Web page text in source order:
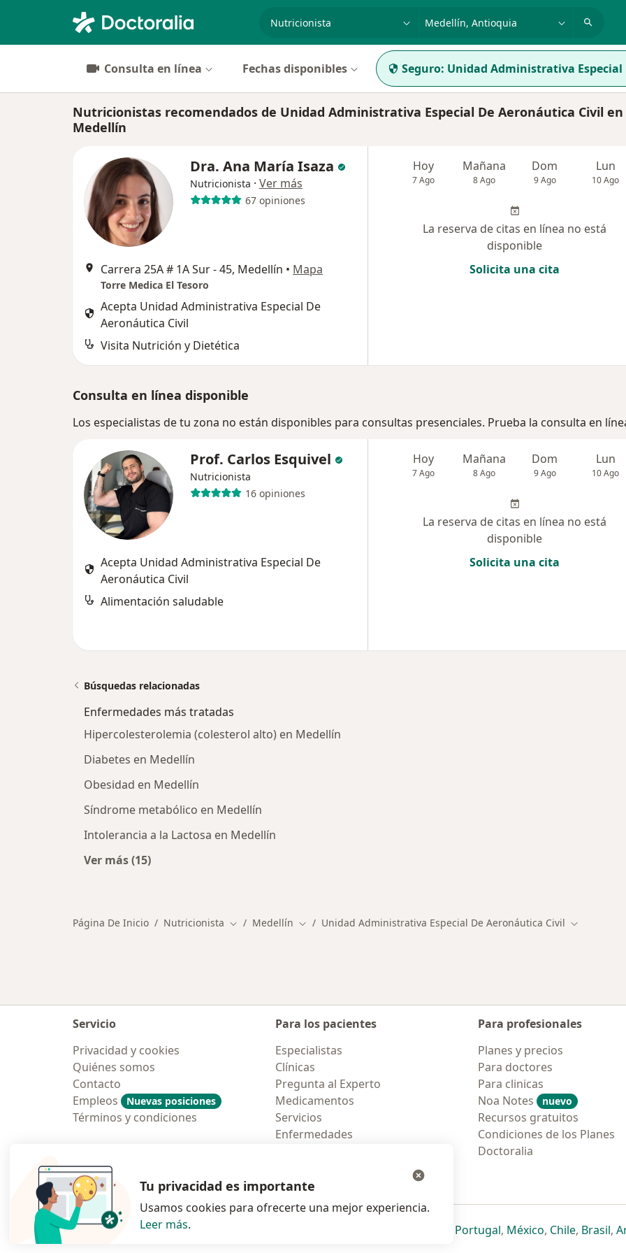
p. ej. Bogotá
Consulta en línea Fechas disponibles Seguro: Unidad Administrativa Especial
Nutricionistas recomendados de Unidad Administrativa Especial De Aeronáutica Civil en
Medellín
Dra. Ana María Isaza
Nutricionista · Ver más
67 opiniones
Carrera 25A # 1A Sur - 45, Medellín • Mapa
Torre Medica El Tesoro
Acepta Unidad Administrativa Especial De
Aeronáutica Civil
Visita Nutrición y Dietética
Hoy
7 Ago
Mañana
8 Ago
Dom
9 Ago
Lun
10 Ago
La reserva de citas en línea no está
disponible
Solicita una cita
Consulta en línea disponible
Los especialistas de tu zona no están disponibles para consultas presenciales. Prueba la consulta en
Prof. Carlos Esquivel
Nutricionista
16 opiniones
Acepta Unidad Administrativa Especial De
Aeronáutica Civil
Alimentación saludable
Hoy
7 Ago
Mañana
8 Ago
Dom
9 Ago
Lun
10 Ago
La reserva de citas en línea no está
disponible
Solicita una cita
Búsquedas relacionadas
Enfermedades más tratadas
Hipercolesterolemia (colesterol alto) en Medellín
Diabetes en Medellín
Obesidad en Medellín
Síndrome metabólico en Medellín
Intolerancia a la Lactosa en Medellín
Ver más (15)
Página De Inicio Nutricionista Cambiar de ciudad
Medellín Cambiar de ciudad
Unidad Administrativa Especial De Aeronáutica Civil Cambiar de
Servicio
Privacidad y cookies
Quiénes somos
Contacto
Empleos
Nuevas posiciones
Términos y condiciones
Para los pacientes
Especialistas
Clínicas
Pregunta al Experto
Medicamentos
Servicios
Enfermedades
Para profesionales
Planes y precios
Para doctores
Para clinicas
Noa Notes
nuevo
Recursos gratuitos
Condiciones de los Planes
Doctoralia
Polska se abre en una nueva pestaña
se abre en una nueva pestaña
se abre en una nueva pestaña
se abre en una nueva pestaña
Portugalse abre en una nueva
, Méxicose abre en una
, Chilese abre
, Brasilse
,
Tu privacidad es importante
Usamos cookies para ofrecerte una mejor experiencia.
Leer más.